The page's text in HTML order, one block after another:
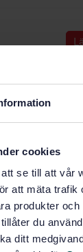
cookies
se till att vår
att mäta trafik
produkter och
du
ditt
privacy